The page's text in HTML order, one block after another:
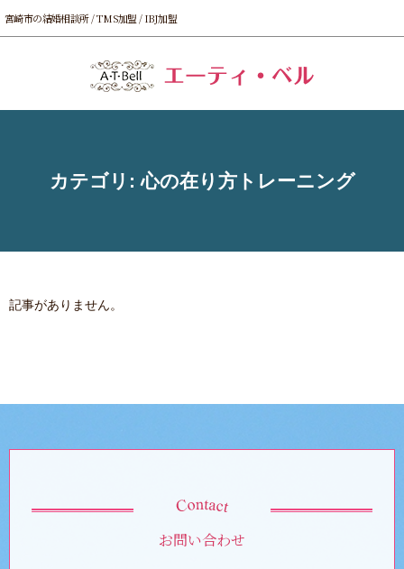
宮崎市の結婚相談所 / TMS加盟 / IBJ加盟
カテゴリ:心の在り方トレーニング
記事がありません。
お問い合わせ